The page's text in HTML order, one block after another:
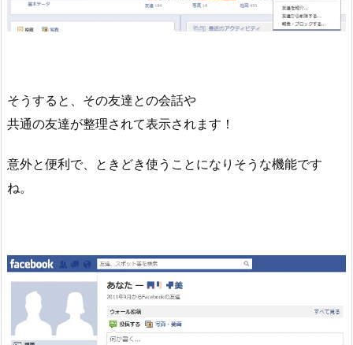
そうすると、その友達との会話や
共通の友達が整理されて表示されます！
意外と便利で、ときどき使うことになりそうな機能です
ね。